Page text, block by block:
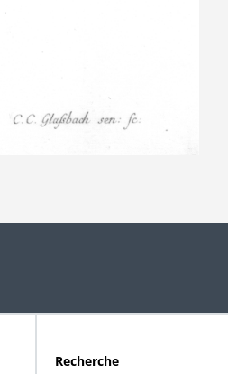
Recherche